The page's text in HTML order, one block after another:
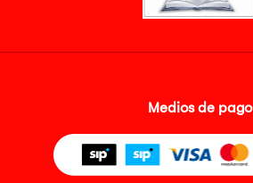
Medios de pago